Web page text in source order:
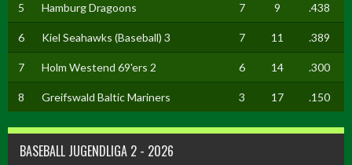
5 Hamburg Dragoons 7 9 .438
6 Kiel Seahawks (Baseball) 3 7 11 .389
7 Holm Westend 69'ers 2 6 14 .300
8 Greifswald Baltic Mariners 3 17 .150
BASEBALL JUGENDLIGA 2 - 2026